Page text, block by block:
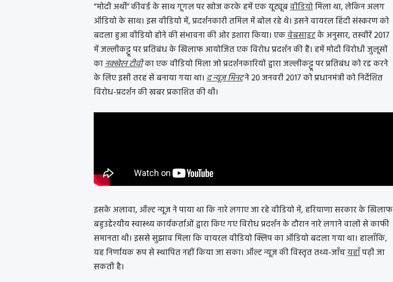
“मोदी अर्थी” कीवर्ड के साथ गूगल पर खोज करके हमें एक यूट्यूबवीडियोमिला था, लेकिन अलग
ऑडियो के साथ। इस वीडियो में, प्रदर्शनकारी तमिल में बोल रहे थे। इसने वायरल हिंदी संस्करण को
बदला हुआ वीडियो होने की संभावना की ओर इशारा किया। एकवेबसाइटके अनुसार, तस्वीरें 2017
में जल्लीकट्टू पर प्रतिबंध के खिलाफ आयोजित एक विरोध प्रदर्शन की हैं। हमें मोदी विरोधी जुलूसों
कानक्खेरन टीवीका एक वीडियो मिला जो प्रदर्शनकारियों द्वारा जल्लीकट्टू पर प्रतिबंध को रद्द करने
के लिए इसी तरह से बनाया गया था।द न्यूज़ मिनटने 20 जनवरी 2017 को प्रधानमंत्री को निर्देशित
विरोध-प्रदर्शन की खबर प्रकाशित की थी।
इसके अलावा, ऑल्ट न्यूज़ ने पाया था कि नारे लगाए जा रहे वीडियो में, हरियाणा सरकार के खिलाफ
बहुउद्देश्यीय स्वास्थ्य कार्यकर्ताओं द्वारा किए गए विरोध प्रदर्शन के दौरान नारे लगाने वालों से काफी
समानता थी। इससे सुझाव मिला कि वायरल वीडियो क्लिप का ऑडियो बदला गया था। हालाँकि,
यह निर्णायक रूप से स्थापित नहीं किया जा सका। ऑल्ट न्यूज़ की विस्तृत तथ्य-जाँचयहाँपढ़ी जा
सकती है।